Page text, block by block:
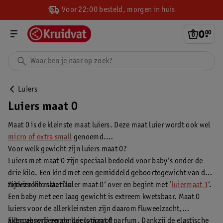
Voor 22:00 besteld, morgen in huis
0.
00
Luiers
Luiers maat 0
Maat 0 is de kleinste maat luiers. Deze maat luier wordt ook wel
micro of extra small genoemd.
Voor welk gewicht zijn luiers maat 0?
Luiers met maat 0 zijn speciaal bedoeld voor baby’s onder de
drie kilo. Een kind met een gemiddeld geboortegewicht van drie
tot vier kilo slaat ‘luier maat 0’ over en begint met ‘luiermaat 1’.
Zijdezacht materiaal
Een baby met een laag gewicht is extreem kwetsbaar. Maat 0
luiers voor de allerkleinsten zijn daarom fluweelzacht,
allergeenvrij en zonder lotion of parfum. Dankzij de elastische
Extra absorberende luiers maat 0